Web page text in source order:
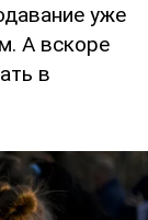
уже
А вскоре
в